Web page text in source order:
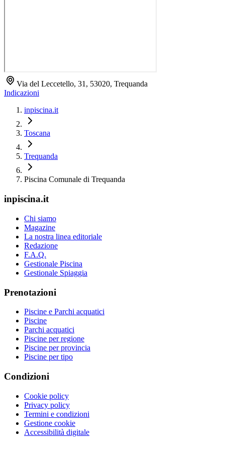
Via del Leccetello, 31, 53020, Trequanda
Indicazioni
inpiscina.it
Toscana
Trequanda
Piscina Comunale di Trequanda
inpiscina.it
Chi siamo
Magazine
La nostra linea editoriale
Redazione
F.A.Q.
Gestionale Piscina
Gestionale Spiaggia
Prenotazioni
Piscine e Parchi acquatici
Piscine
Parchi acquatici
Piscine per regione
Piscine per provincia
Piscine per tipo
Condizioni
Cookie policy
Privacy policy
Termini e condizioni
Gestione cookie
Accessibilità digitale